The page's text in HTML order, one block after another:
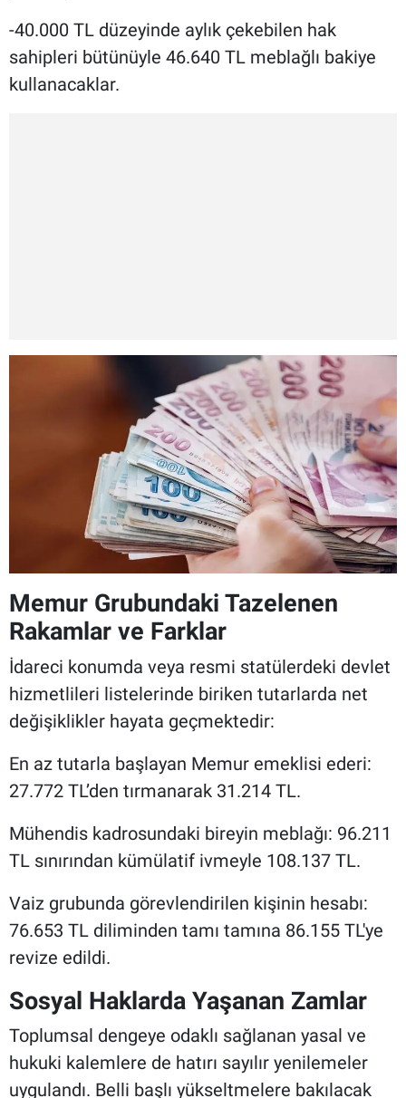
-40.000 TL düzeyinde aylık çekebilen hak
sahipleri bütünüyle 46.640 TL meblağlı bakiye
kullanacaklar.
Memur Grubundaki Tazelenen
Rakamlar ve Farklar
İdareci konumda veya resmi statülerdeki devlet
hizmetlileri listelerinde biriken tutarlarda net
değişiklikler hayata geçmektedir:
En az tutarla başlayan Memur emeklisi ederi:
27.772 TL’den tırmanarak 31.214 TL.
Mühendis kadrosundaki bireyin meblağı: 96.211
TL sınırından kümülatif ivmeyle 108.137 TL.
Vaiz grubunda görevlendirilen kişinin hesabı:
76.653 TL diliminden tamı tamına 86.155 TL'ye
revize edildi.
Sosyal Haklarda Yaşanan Zamlar
Toplumsal dengeye odaklı sağlanan yasal ve
hukuki kalemlere de hatırı sayılır yenilemeler
uygulandı. Belli başlı yükseltmelere bakılacak